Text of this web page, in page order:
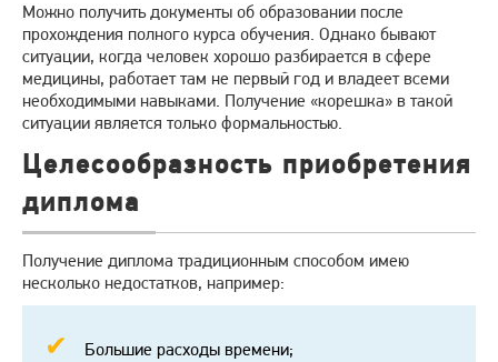
Можно получить документы об образовании после
прохождения полного курса обучения. Однако бывают
ситуации, когда человек хорошо разбирается в сфере
медицины, работает там не первый год и владеет всеми
необходимыми навыками. Получение «корешка» в такой
ситуации является только формальностью.
Целесообразность приобретения
диплома
Получение диплома традиционным способом имею
несколько недостатков, например:
Большие расходы времени;